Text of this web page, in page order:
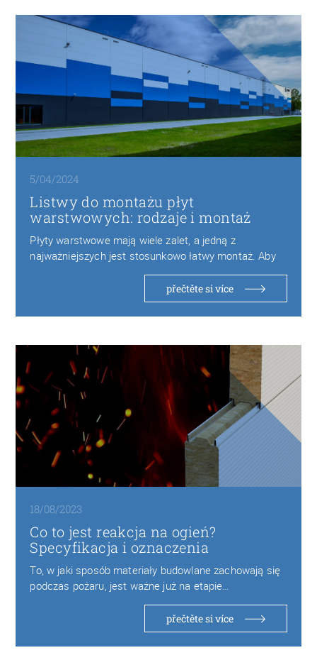
5/04/2024
Listwy do montażu płyt
warstwowych: rodzaje i montaż
Płyty warstwowe mają wiele zalet, a jedną z
najważniejszych jest stosunkowo łatwy montaż. Aby
přečtěte si více
18/08/2023
Co to jest reakcja na ogień?
Specyfikacja i oznaczenia
To, w jaki sposób materiały budowlane zachowają się
podczas pożaru, jest ważne już na etapie…
přečtěte si více